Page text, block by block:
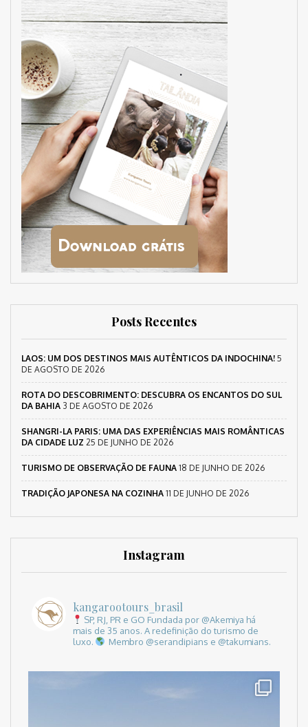
Posts Recentes
LAOS: UM DOS DESTINOS MAIS AUTÊNTICOS DA INDOCHINA! 5
DE AGOSTO DE 2026
ROTA DO DESCOBRIMENTO: DESCUBRA OS ENCANTOS DO SUL
DA BAHIA 3 DE AGOSTO DE 2026
SHANGRI-LA PARIS: UMA DAS EXPERIÊNCIAS MAIS ROMÂNTICAS
DA CIDADE LUZ 25 DE JUNHO DE 2026
TURISMO DE OBSERVAÇÃO DE FAUNA 18 DE JUNHO DE 2026
TRADIÇÃO JAPONESA NA COZINHA 11 DE JUNHO DE 2026
Instagram
kangarootours_brasil
SP, RJ, PR e GO Fundada por @Akemiya há
mais de 35 anos. A redefinição do turismo de
luxo.
Membro @serandipians e @takumians.